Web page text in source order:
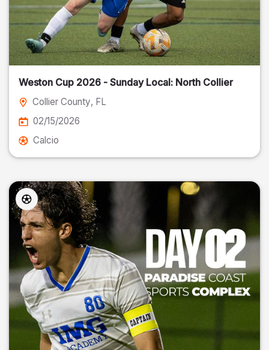
Weston Cup 2026 - Sunday Local: North Collier
Collier County, FL
02/15/2026
Calcio